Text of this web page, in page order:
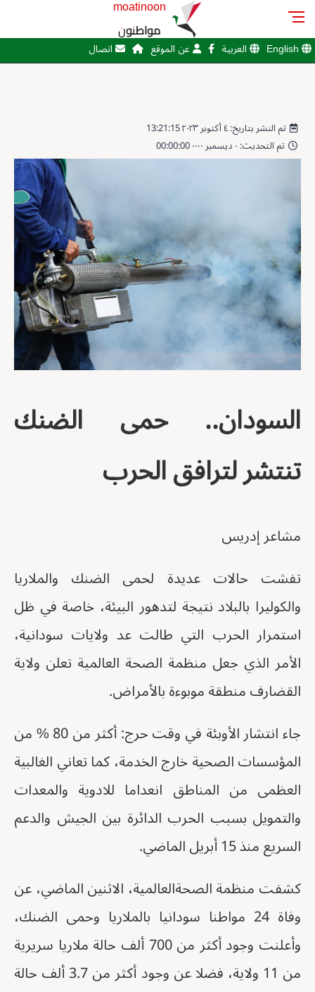
moatinoon
مواطنون
English العربية عن الموقع اتصال
تم النشر بتاريخ: ٤ أكتوبر ٢٠٢٣ 13:21:15
تم التحديث: ٠ ديسمبر ٠٠٠٠ 00:00:00
السودان.. حمى الضنك
تنتشر لترافق الحرب
مشاعر إدريس
تفشت حالات عديدة لحمى الضنك والملاريا
والكوليرا بالبلاد نتيجة لتدهور البيئة، خاصة في ظل
استمرار الحرب التي طالت عد ولايات سودانية،
الأمر الذي جعل منظمة الصحة العالمية تعلن ولاية
القضارف منطقة موبوءة بالأمراض.
جاء انتشار الأوبئة في وقت حرج: أكثر من 80 % من
المؤسسات الصحية خارج الخدمة، كما تعاني الغالبية
العظمى من المناطق انعداما للادوية والمعدات
والتمويل بسبب الحرب الدائرة بين الجيش والدعم
السريع منذ 15 أبريل الماضي.
كشفت منظمة الصحةالعالمية، الاثنين الماضي، عن
وفاة 24 مواطنا سودانيا بالملاريا وحمى الضنك،
وأعلنت وجود أكثر من 700 ألف حالة ملاريا سريرية
من 11 ولاية، فضلا عن وجود أكثر من 3.7 ألف حالة